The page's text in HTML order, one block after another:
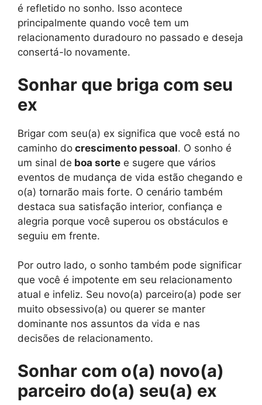
é refletido no sonho. Isso acontece
principalmente quando você tem um
relacionamento duradouro no passado e deseja
consertá-lo novamente.
Sonhar que briga com seu
ex
Brigar com seu(a) ex significa que você está no
caminho do crescimento pessoal. O sonho é
um sinal de boa sorte e sugere que vários
eventos de mudança de vida estão chegando e
o(a) tornarão mais forte. O cenário também
destaca sua satisfação interior, confiança e
alegria porque você superou os obstáculos e
seguiu em frente.
Por outro lado, o sonho também pode significar
que você é impotente em seu relacionamento
atual e infeliz. Seu novo(a) parceiro(a) pode ser
muito obsessivo(a) ou querer se manter
dominante nos assuntos da vida e nas
decisões de relacionamento.
Sonhar com o(a) novo(a)
parceiro do(a) seu(a) ex